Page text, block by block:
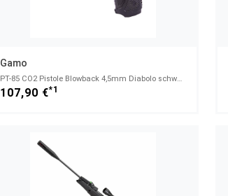
Gamo
PT-85 CO2 Pistole Blowback 4,5mm Diabolo schwarz
107,90 €*1